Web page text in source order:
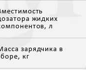
жидких
л
зарядчика в
кг